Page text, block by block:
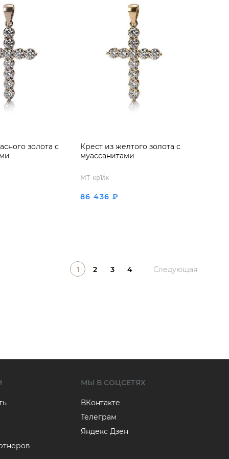
золота с
Крест из желтого золота с
муассанитами
МТ-кр1/ж
86 436 ₽
1 2 3 4 Следующая
МЫ В СОЦСЕТЯХ
ВКонтакте
Телеграм
Яндекс Дзен